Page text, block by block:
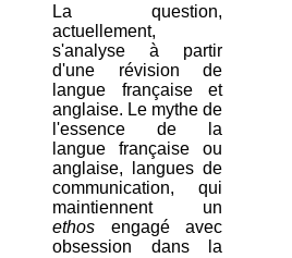
La question,
actuellement,
s'analyse à partir
d'une révision de
langue française et
anglaise. Le mythe de
l'essence de la
langue française ou
anglaise, langues de
communication, qui
maintiennent un
ethos engagé avec
obsession dans la